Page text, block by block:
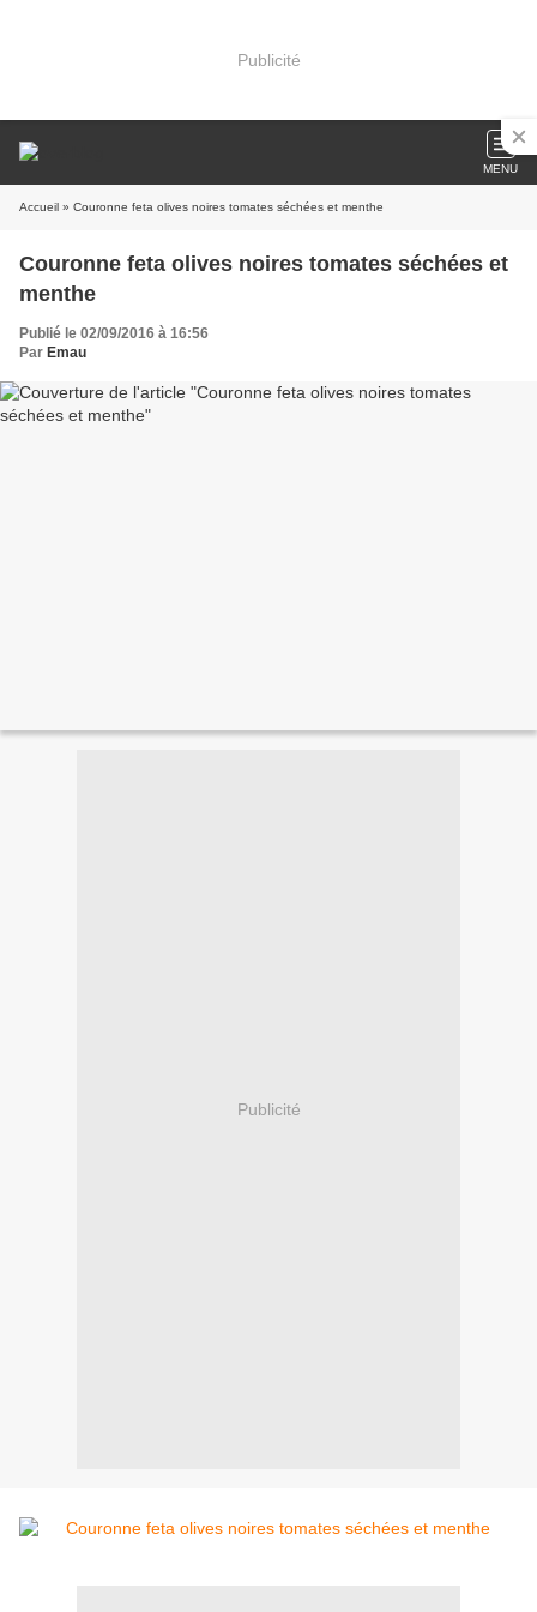
Publicité
MENU
Accueil » Couronne feta olives noires tomates séchées et menthe
Couronne feta olives noires tomates séchées et
menthe
Publié le 02/09/2016 à 16:56
Par Emau
Publicité